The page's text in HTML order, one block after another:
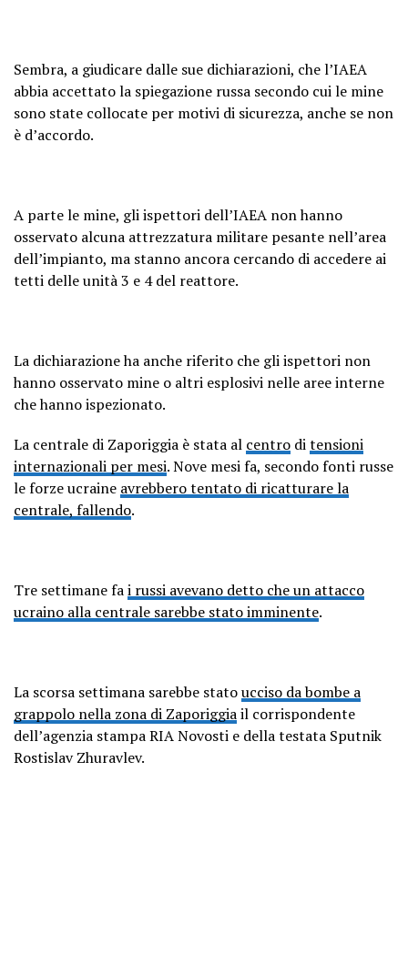
Sembra, a giudicare dalle sue dichiarazioni, che l’IAEA
abbia accettato la spiegazione russa secondo cui le mine
sono state collocate per motivi di sicurezza, anche se non
è d’accordo.
A parte le mine, gli ispettori dell’IAEA non hanno
osservato alcuna attrezzatura militare pesante nell’area
dell’impianto, ma stanno ancora cercando di accedere ai
tetti delle unità 3 e 4 del reattore.
La dichiarazione ha anche riferito che gli ispettori non
hanno osservato mine o altri esplosivi nelle aree interne
che hanno ispezionato.
La centrale di Zaporiggia è stata al centro ditensioni
internazionali per mesi. Nove mesi fa, secondo fonti russe
le forze ucraine avrebbero tentato di ricatturare la
centrale, fallendo.
Tre settimane fai russi avevano detto che un attacco
ucraino alla centrale sarebbe stato imminente.
La scorsa settimana sarebbe statoucciso da bombe a
grappolo nella zona di Zaporiggiail corrispondente
dell’agenzia stampa RIA Novosti e della testata Sputnik
Rostislav Zhuravlev.